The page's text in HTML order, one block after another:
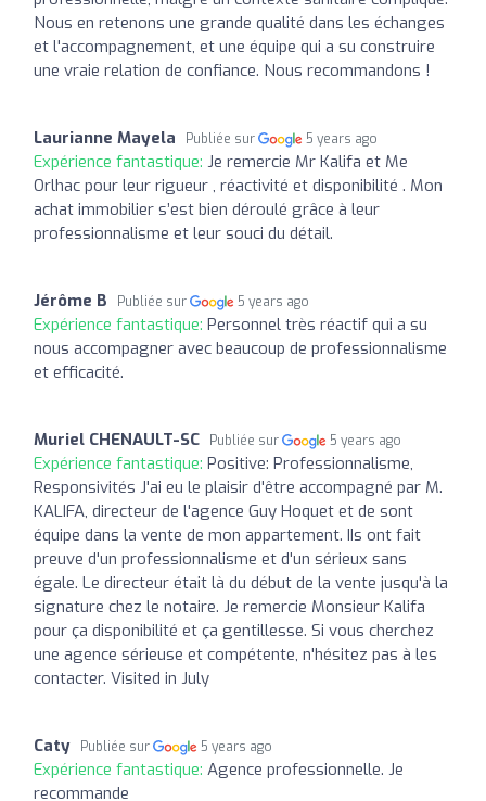
Nous en retenons une grande qualité dans les échanges
et l'accompagnement, et une équipe qui a su construire
une vraie relation de confiance. Nous recommandons !
Laurianne Mayela Publiée sur 5 years ago
Expérience fantastique: Je remercie Mr Kalifa et Me
Orlhac pour leur rigueur , réactivité et disponibilité . Mon
achat immobilier s’est bien déroulé grâce à leur
professionnalisme et leur souci du détail.
Jérôme B Publiée sur 5 years ago
Expérience fantastique: Personnel très réactif qui a su
nous accompagner avec beaucoup de professionnalisme
et efficacité.
Muriel CHENAULT-SC Publiée sur 5 years ago
Expérience fantastique: Positive: Professionnalisme,
Responsivités J'ai eu le plaisir d'être accompagné par M.
KALIFA, directeur de l'agence Guy Hoquet et de sont
équipe dans la vente de mon appartement. IIs ont fait
preuve d'un professionnalisme et d'un sérieux sans
égale. Le directeur était là du début de la vente jusqu'à la
signature chez le notaire. Je remercie Monsieur Kalifa
pour ça disponibilité et ça gentillesse. Si vous cherchez
une agence sérieuse et compétente, n'hésitez pas à les
contacter. Visited in July
Caty Publiée sur 5 years ago
Expérience fantastique: Agence professionnelle. Je
recommande